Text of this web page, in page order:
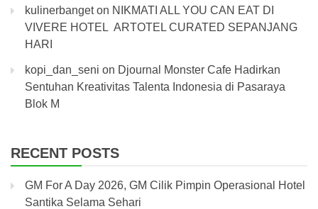
kulinerbangeton NIKMATI ALL YOU CAN EAT DI
VIVERE HOTEL ARTOTEL CURATED SEPANJANG
HARI
kopi_dan_seni on Djournal Monster Cafe Hadirkan
Sentuhan Kreativitas Talenta Indonesia di Pasaraya
Blok M
RECENT POSTS
GM For A Day 2026, GM Cilik Pimpin Operasional Hotel
Santika Selama Sehari